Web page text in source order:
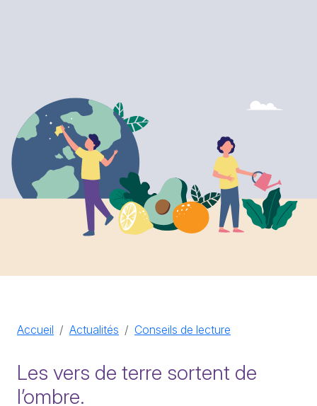
Accueil Actualités Conseils de lecture
Les vers de terre sortent de
l’ombre.